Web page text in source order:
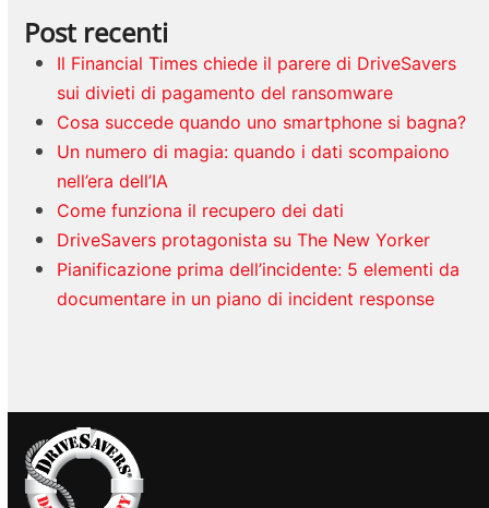
Post recenti
Il Financial Times chiede il parere di DriveSavers
sui divieti di pagamento del ransomware
Cosa succede quando uno smartphone si bagna?
Un numero di magia: quando i dati scompaiono
nell’era dell’IA
Come funziona il recupero dei dati
DriveSavers protagonista su The New Yorker
Pianificazione prima dell’incidente: 5 elementi da
documentare in un piano di incident response